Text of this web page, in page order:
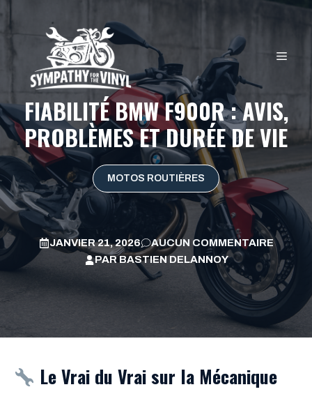
au
FIABILITÉ BMW F900R : AVIS,
PROBLÈMES ET DURÉE DE VIE
MOTOS ROUTIÈRES
JANVIER 21, 2026
AUCUN COMMENTAIRE
PARBASTIEN DELANNOY
Le Vrai du Vrai sur la Mécanique